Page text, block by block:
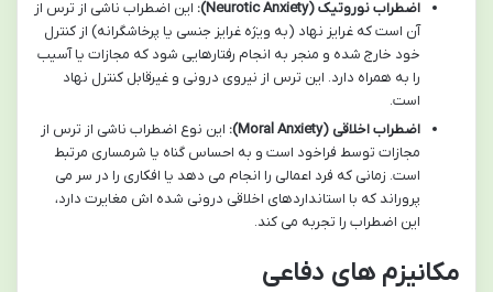
اضطراب نوروتیک (Neurotic Anxiety):
این اضطراب ناشی از ترس از
آن است که غرایز نهاد (به ویژه غرایز جنسی یا پرخاشگرانه) از کنترل
خود خارج شده و منجر به انجام رفتارهایی شود که مجازات یا آسیب
را به همراه دارد. این ترس از نیروی درونی و غیرقابل کنترل نهاد
است.
اضطراب اخلاقی (Moral Anxiety):
این نوع اضطراب ناشی از ترس از
مجازات توسط فراخود است و به احساس گناه یا شرمساری مرتبط
است. زمانی که فرد اعمالی را انجام می دهد یا افکاری را در سر می
پروراند که با استانداردهای اخلاقی درونی شده اش مغایرت دارد،
این اضطراب را تجربه می کند.
مکانیزم های دفاعی